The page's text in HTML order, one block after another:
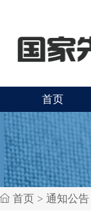
首页
首页 > 通知公告